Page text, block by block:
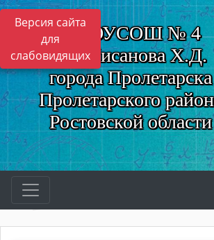
Версия сайта
для
слабовидящих
МБОУСОШ № 4
им. Нисанова Х.Д.
города Пролетарска
Пролетарского
Ростовской области